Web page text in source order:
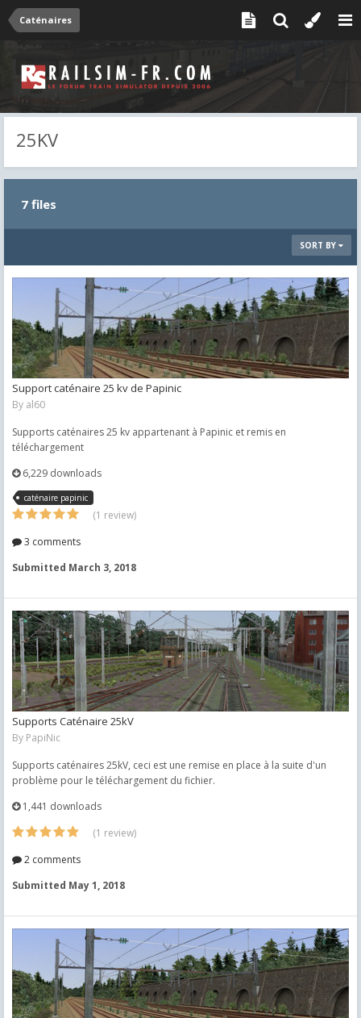
Caténaires
25KV
7 files
SORT BY
Support caténaire 25 kv de Papinic
By al60
Supports caténaires 25 kv appartenant à Papinic et remis en
téléchargement
6,229 downloads
caténaire papinic
(1 review)
3 comments
Submitted March 3, 2018
Supports Caténaire 25kV
By PapiNic
Supports caténaires 25kV, ceci est une remise en place à la suite d'un
problème pour le téléchargement du fichier.
1,441 downloads
(1 review)
2 comments
Submitted May 1, 2018